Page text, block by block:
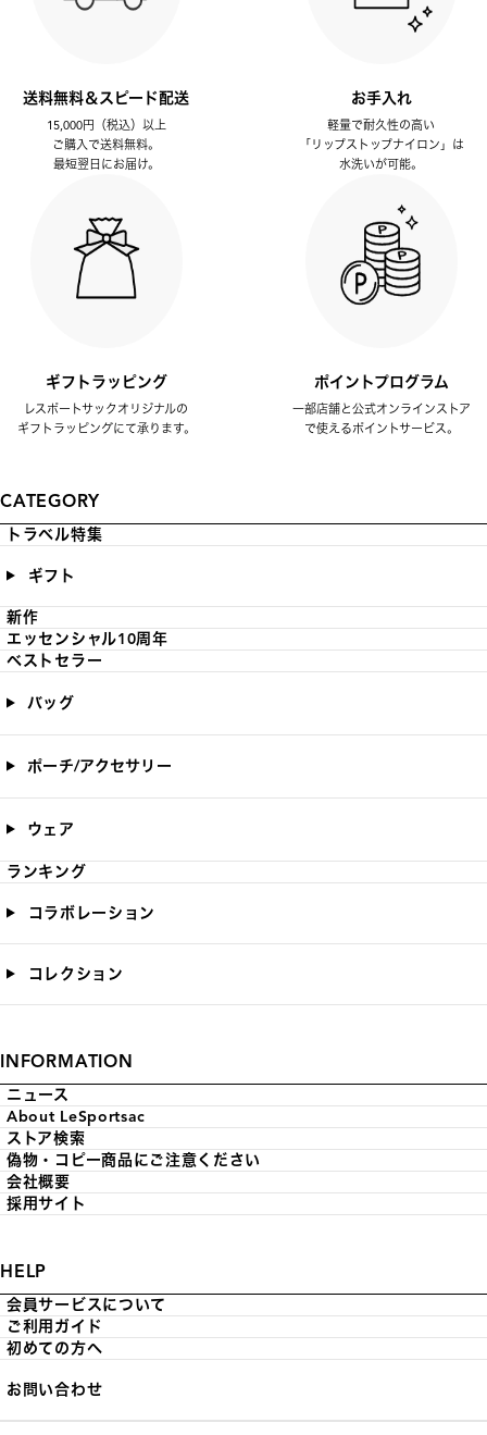
送料無料＆スピード配送
15,000円（税込）以上
ご購入で送料無料。
最短翌日にお届け。
お手入れ
軽量で耐久性の高い
「リップストップナイロン」は
水洗いが可能。
ギフトラッピング
レスポートサックオリジナルの
ギフトラッピングにて承ります。
ポイントプログラム
一部店舗と公式オンラインストア
で使えるポイントサービス。
CATEGORY
トラベル特集
ギフト
新作
エッセンシャル10周年
ベストセラー
バッグ
ポーチ/アクセサリー
ウェア
ランキング
コラボレーション
コレクション
INFORMATION
ニュース
About LeSportsac
ストア検索
偽物・コピー商品にご注意ください
会社概要
採用サイト
HELP
会員サービスについて
ご利用ガイド
初めての方へ
お問い合わせ